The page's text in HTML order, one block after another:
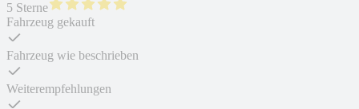
5 Sterne
Fahrzeug gekauft
Fahrzeug wie beschrieben
Weiterempfehlungen